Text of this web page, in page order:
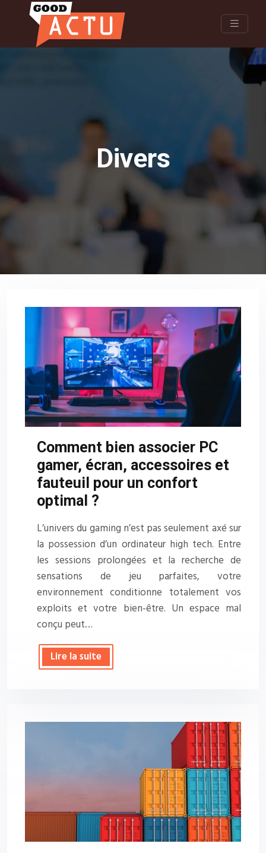
Divers
Comment bien associer PC
gamer, écran, accessoires et
fauteuil pour un confort
optimal ?
L’univers du gaming n’est pas seulement axé sur
la possession d’un ordinateur high tech. Entre
les sessions prolongées et la recherche de
sensations de jeu parfaites, votre
environnement conditionne totalement vos
exploits et votre bien-être. Un espace mal
conçu peut…
Lire la suite